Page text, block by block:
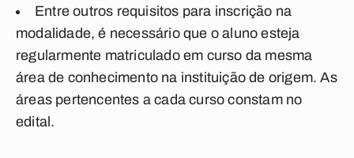
Entre outros requisitos para inscrição na
modalidade, é necessário que o aluno esteja
regularmente matriculado em curso da mesma
área de conhecimento na instituição de origem. As
áreas pertencentes a cada curso constam no
edital.